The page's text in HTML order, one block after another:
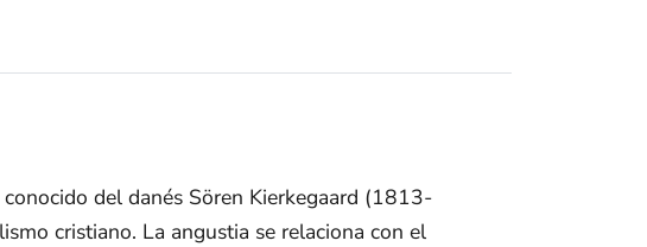
del danés Sören Kierkegaard (1813-
cristiano. La angustia se relaciona con el